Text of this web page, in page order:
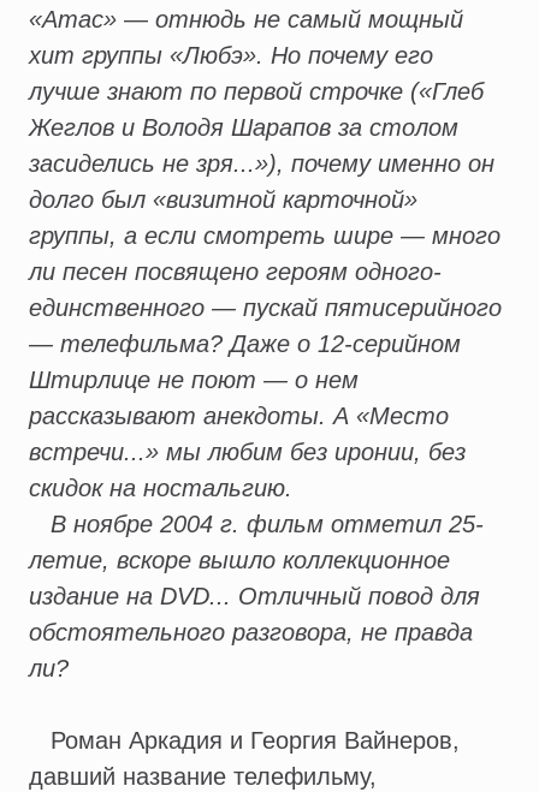
«Атас» — отнюдь не самый мощный
хит группы «Любэ». Но почему его
лучше знают по первой строчке («Глеб
Жеглов и Володя Шарапов за столом
засиделись не зря...»), почему именно он
долго был «визитной карточной»
группы, а если смотреть шире — много
ли песен посвящено героям одного-
единственного — пускай пятисерийного
— телефильма? Даже о 12-серийном
Штирлице не поют — о нем
рассказывают анекдоты. А «Место
встречи...» мы любим без иронии, без
скидок на ностальгию.
В ноябре 2004 г. фильм отметил 25-
летие, вскоре вышло коллекционное
издание на DVD... Отличный повод для
обстоятельного разговора, не правда
ли?
Роман Аркадия и Георгия Вайнеров,
давший название телефильму,